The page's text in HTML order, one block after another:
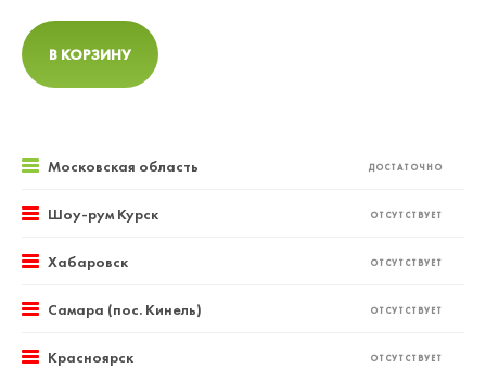
В КОРЗИНУ
Московская область ДОСТАТОЧНО
Шоу-рум Курск ОТСУТСТВУЕТ
Хабаровск ОТСУТСТВУЕТ
Самара (пос. Кинель) ОТСУТСТВУЕТ
Красноярск ОТСУТСТВУЕТ